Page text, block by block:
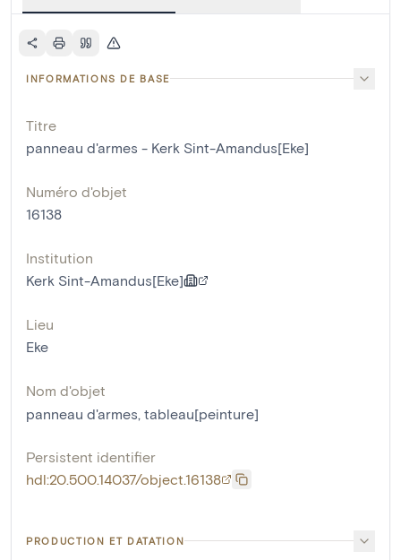
INFORMATIONS DE BASE
Titre
panneau d'armes - Kerk Sint-Amandus[Eke]
Numéro d'objet
16138
Institution
Kerk Sint-Amandus[Eke]
Lieu
Eke
Nom d'objet
panneau d'armes tableau[peinture]
Persistent identifier
hdl:20.500.14037/object.16138
PRODUCTION ET DATATION